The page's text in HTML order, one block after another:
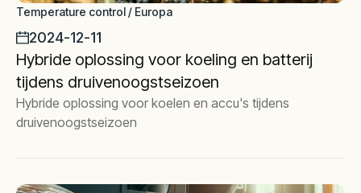
Temperature control / Europa
2024-12-11
Hybride oplossing voor koeling en batterij
tijdens druivenoogstseizoen
Hybride oplossing voor koelen en accu's tijdens
druivenoogstseizoen